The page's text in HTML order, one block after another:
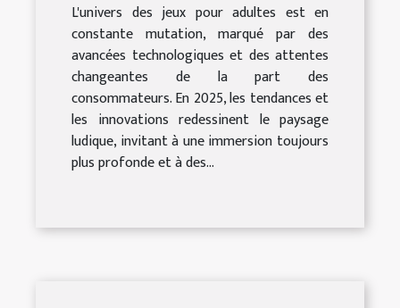
L'univers des jeux pour adultes est en
constante mutation, marqué par des
avancées technologiques et des attentes
changeantes de la part des
consommateurs. En 2025, les tendances et
les innovations redessinent le paysage
ludique, invitant à une immersion toujours
plus profonde et à des...